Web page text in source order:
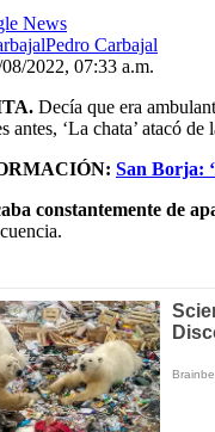
News
Pedro Carbajal
2022, 07:33 a.m.
Decía que era
antes, ‘La chata’ atacó
San Borja:
constantemente de